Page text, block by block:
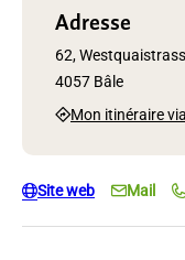
Adresse
62,
4057 Bâle
Mon itinéraire
Site web Mail